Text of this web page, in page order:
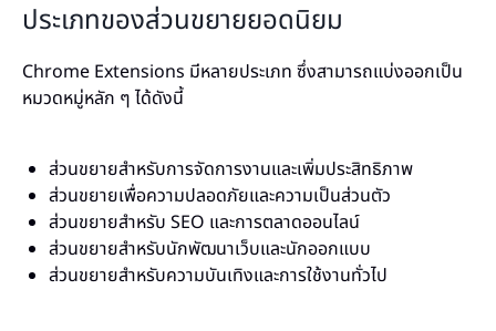
ประเภทของส่วนขยายยอดนิยม
Chrome Extensions มีหลายประเภท ซึ่งสามารถแบ่งออกเป็น
หมวดหมู่หลัก ๆ ได้ดังนี้
ส่วนขยายสำหรับการจัดการงานและเพิ่มประสิทธิภาพ
ส่วนขยายเพื่อความปลอดภัยและความเป็นส่วนตัว
ส่วนขยายสำหรับ SEO และการตลาดออนไลน์
ส่วนขยายสำหรับนักพัฒนาเว็บและนักออกแบบ
ส่วนขยายสำหรับความบันเทิงและการใช้งานทั่วไป